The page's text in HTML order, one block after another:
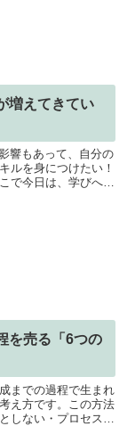
増えてきてい
響もあって、自分の
ルを身につけたい！
で今日は、学びへの
を売る「6つの
までの過程で生まれ
え方です。この方法
しない・プロセスの